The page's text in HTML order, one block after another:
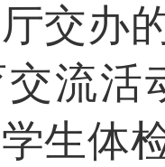
交办
流活
生体